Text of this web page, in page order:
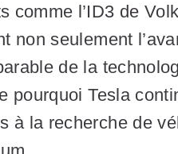
comme l’ID3 de
non seulement
de la
pourquoi Tesla
à la recherche de